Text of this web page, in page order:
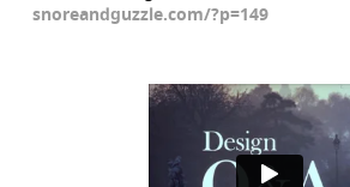
snoreandguzzle.com/?p=149